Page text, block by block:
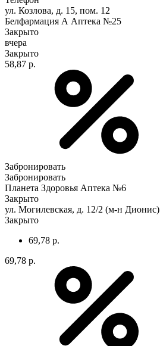
ул. Козлова, д. 15, пом. 12
Белфармация А Аптека №25
Закрыто
вчера
Закрыто
58,87 р.
Забронировать
Забронировать
Планета Здоровья Аптека №6
Закрыто
ул. Могилевская, д. 12/2 (м-н Дионис)
Закрыто
69,78 р.
69,78 р.